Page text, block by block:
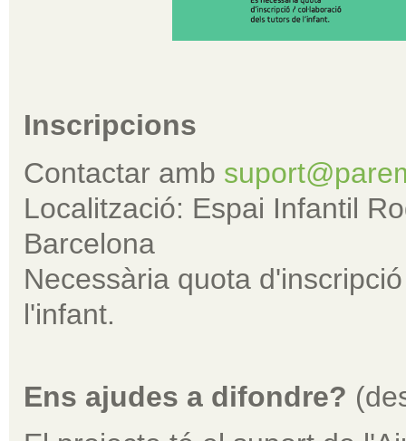
Inscripcions
Contactar amb
Localització: Espai Infantil
Barcelona
Necessària quota
l'infant.
Ens ajudes a difondre?